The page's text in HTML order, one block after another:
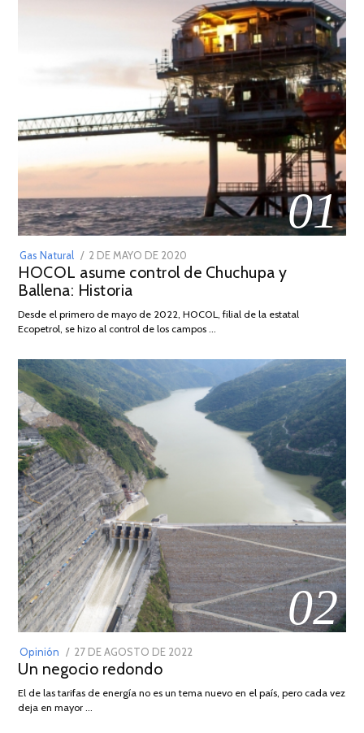
01
Gas Natural
POSTED
ON
2 DE MAYO DE 2020
DE
2026
HOCOL asume control de Chuchupa y
Ballena: Historia
Desde el primero de mayo de 2022, HOCOL, filial de la estatal
Ecopetrol, se hizo al control de los campos …
02
Opinión
POSTED
ON
27 DE AGOSTO DE 2022
DE
Un negocio redondo
El de las tarifas de energía no es un tema nuevo en el país, pero cada vez
deja en mayor …